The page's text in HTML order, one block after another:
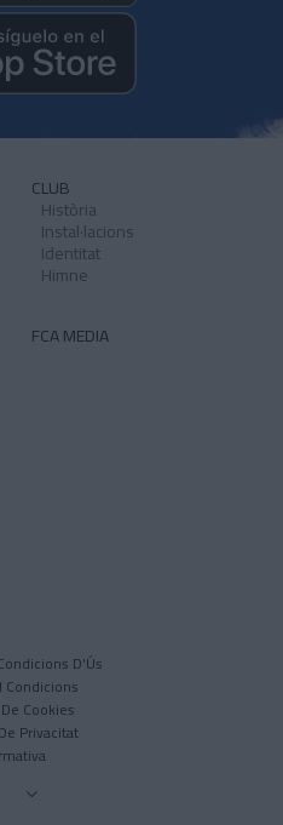
CLUB
Història
Instal·lacions
Identitat
Himne
FCA MEDIA
D'Ús
Condicions
Cookies
Privacitat